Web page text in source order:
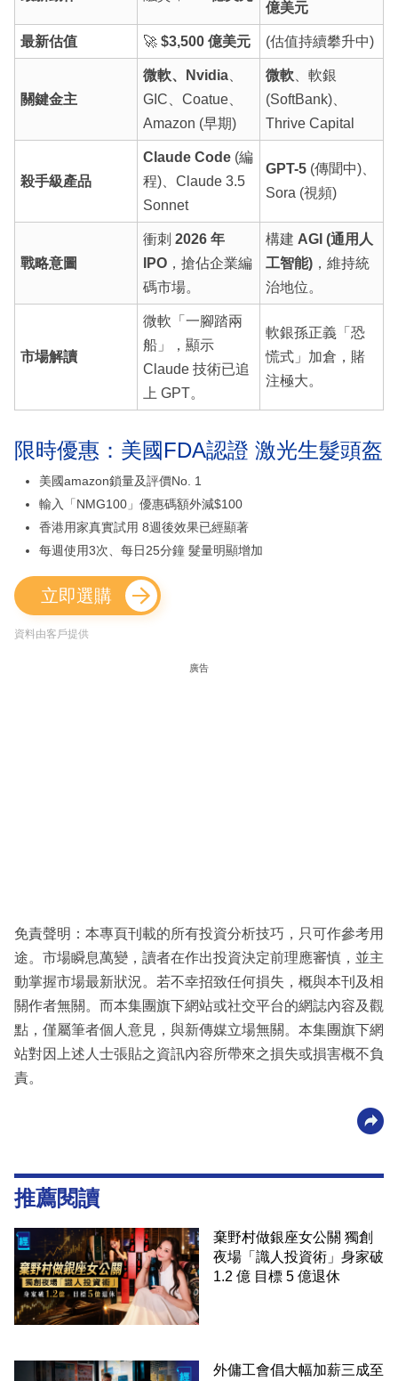
億美元
最新估值 🚀 $3,500 億美元 (估值持續攀升中)
關鍵金主
微軟、Nvidia、
GIC、Coatue、
Amazon (早期)
微軟、軟銀
(SoftBank)、
Thrive Capital
殺手級產品
Claude Code(編
程)、Claude 3.5
Sonnet
GPT-5(傳聞中)、
Sora (視頻)
戰略意圖
衝刺 2026 年
IPO，搶佔企業編
碼市場。
構建 AGI (通用人
工智能)，維持統
治地位。
市場解讀
微軟「一腳踏兩
船」，顯示
Claude 技術已追
上 GPT。
軟銀孫正義「恐
慌式」加倉，賭
注極大。
限時優惠：美國FDA認證 激光生髮頭盔
美國amazon鎖量及評價No. 1
輸入「NMG100」優惠碼額外減$100
香港用家真實試用 8週後效果已經顯著
每週使用3次、每日25分鐘 髮量明顯增加
立即選購
資料由客戶提供
廣告
免責聲明：本專頁刊載的所有投資分析技巧，只可作參考用
途。市場瞬息萬變，讀者在作出投資決定前理應審慎，並主
動掌握市場最新狀況。若不幸招致任何損失，概與本刊及相
關作者無關。而本集團旗下網站或社交平台的網誌內容及觀
點，僅屬筆者個人意見，與新傳媒立場無關。本集團旗下網
站對因上述人士張貼之資訊內容所帶來之損失或損害概不負
責。
推薦閱讀
棄野村做銀座女公關 獨創
夜場「識人投資術」身家破
1.2 億 目標 5 億退休
外傭工會倡大幅加薪三成至